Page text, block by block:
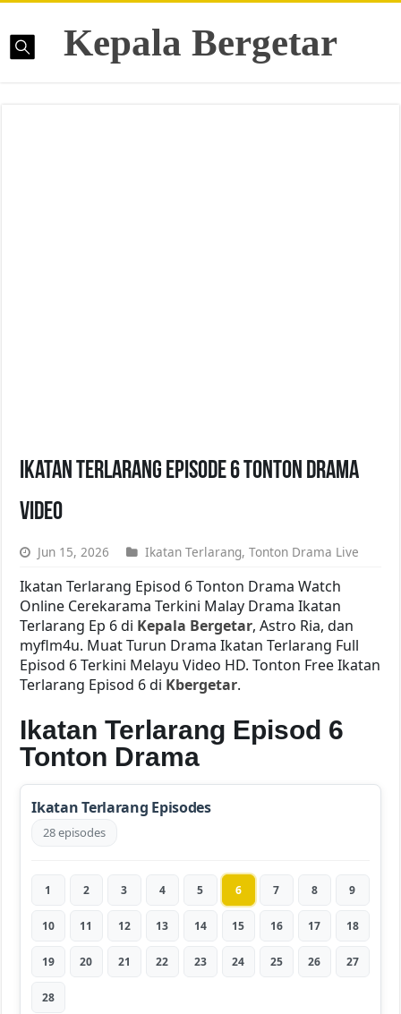
Kepala Bergetar
Ikatan Terlarang Episode 6 Tonton Drama
Video
Jun 15, 2026 Ikatan Terlarang,Tonton Drama Live
Ikatan Terlarang Episod 6 Tonton Drama Watch
Online Cerekarama Terkini Malay Drama Ikatan
Terlarang Ep 6 di Kepala Bergetar, Astro Ria, dan
myflm4u. Muat Turun Drama Ikatan Terlarang Full
Episod 6 Terkini Melayu Video HD. Tonton Free Ikatan
Terlarang Episod 6 di Kbergetar.
Ikatan Terlarang Episod 6
Tonton Drama
Ikatan Terlarang Episodes
28 episodes
1 2 3 4 5 6 7 8 9
10 11 12 13 14 15 16 17 18
19 20 21 22 23 24 25 26 27
28